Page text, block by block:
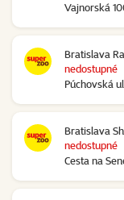
Vajnorská
Bratislava
Púchovská
nedostupné
Bratislava
Cesta na
nedostupné